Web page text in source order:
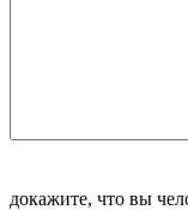
докажите, что вы